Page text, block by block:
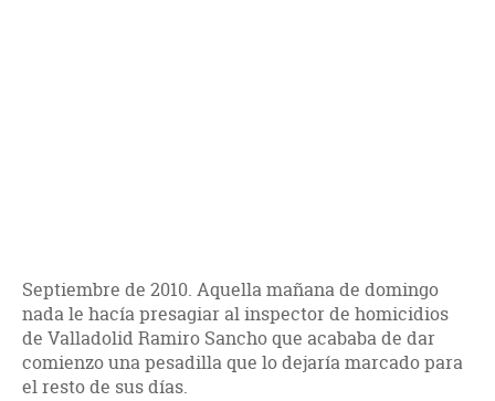
Septiembre de 2010. Aquella mañana de domingo
nada le hacía presagiar al inspector de homicidios
de Valladolid Ramiro Sancho que acababa de dar
comienzo una pesadilla que lo dejaría marcado para
el resto de sus días.